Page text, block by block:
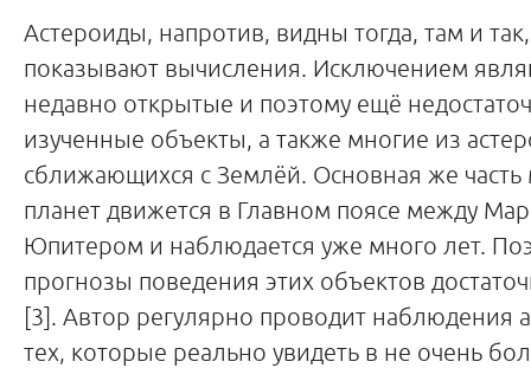
Астероиды, напротив, видны тогда, там и
показывают вычисления. Исключением
недавно открытые и поэтому ещё
изученные объекты, а также многие из
сближающихся с Землёй. Основная же
планет движется в Главном поясе между
Юпитером и наблюдается уже много лет.
прогнозы поведения этих объектов
[3]. Автор регулярно проводит наблюдения
тех, которые реально увидеть в не очень